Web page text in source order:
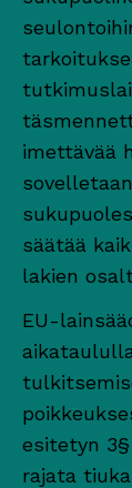
imettävää
säätää
lakien
EU-
esitetyn
rajata